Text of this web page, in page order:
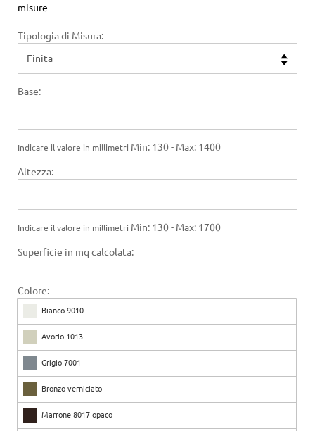
misure
Tipologia di Misura:
Base:
Indicare il valore in millimetri Min: 130 - Max: 1400
Altezza:
Indicare il valore in millimetri Min: 130 - Max: 1700
Superficie in mq calcolata:
Colore:
Bianco 9010
Avorio 1013
Grigio 7001
Bronzo verniciato
Marrone 8017 opaco